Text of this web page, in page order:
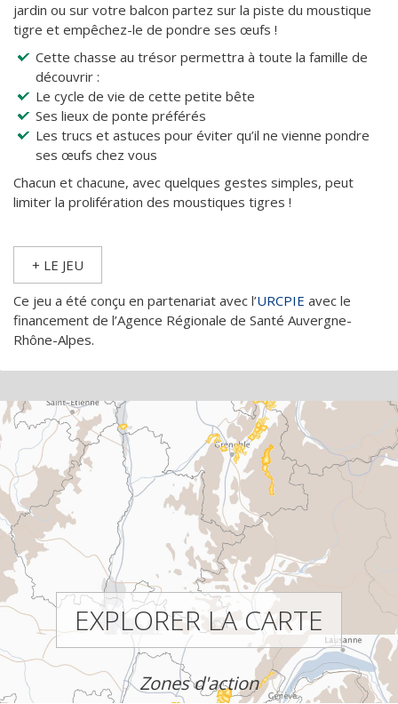
jardin ou sur votre balcon partez sur la piste du moustique
tigre et empêchez-le de pondre ses œufs !
Cette chasse au trésor permettra à toute la famille de
découvrir :
Le cycle de vie de cette petite bête
Ses lieux de ponte préférés
Les trucs et astuces pour éviter qu’il ne vienne pondre
ses œufs chez vous
Chacun et chacune, avec quelques gestes simples, peut
limiter la prolifération des moustiques tigres !
+ LE JEU
Ce jeu a été conçu en partenariat avec l’URCPIE avec le
financement de l’Agence Régionale de Santé Auvergne-
Rhône-Alpes.
EXPLORER LA CARTE
Zones d'action